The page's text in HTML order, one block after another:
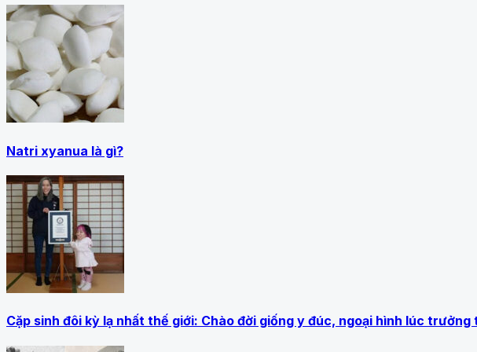
Natri xyanua là gì?
Cặp sinh đôi kỳ lạ nhất thế giới: Chào đời giống y đúc, ngoại hình lúc